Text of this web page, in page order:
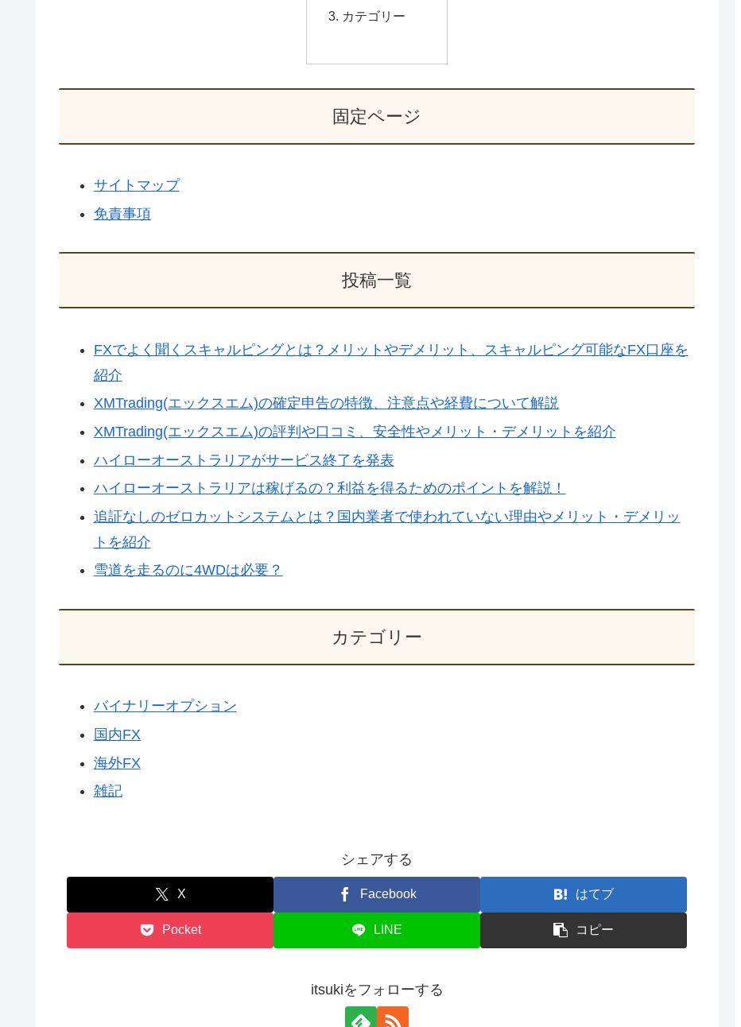
カテゴリー
固定ページ
サイトマップ
免責事項
投稿一覧
FXでよく聞くスキャルピングとは？メリットやデメリット、スキャルピング可能なFX口座を
紹介
XMTrading(エックスエム)の確定申告の特徴、注意点や経費について解説
XMTrading(エックスエム)の評判や口コミ、安全性やメリット・デメリットを紹介
ハイローオーストラリアがサービス終了を発表
ハイローオーストラリアは稼げるの？利益を得るためのポイントを解説！
追証なしのゼロカットシステムとは？国内業者で使われていない理由やメリット・デメリッ
トを紹介
雪道を走るのに4WDは必要？
カテゴリー
バイナリーオプション
国内FX
海外FX
雑記
シェアする
X Facebook はてブ
Pocket LINE コピー
itsukiをフォローする